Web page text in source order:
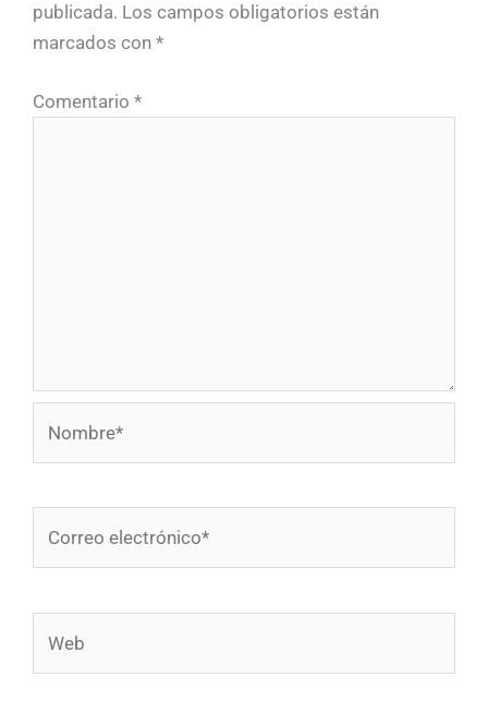
publicada. Los campos obligatorios están
marcados con *
Comentario *